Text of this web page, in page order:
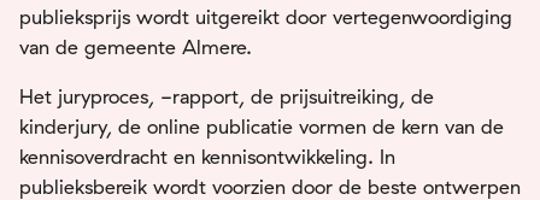
publieksprijs wordt uitgereikt door vertegenwoordiging
van de gemeente Almere.
Het juryproces, -rapport, de prijsuitreiking, de
kinderjury, de online publicatie vormen de kern van de
kennisoverdracht en kennisontwikkeling. In
publieksbereik wordt voorzien door de beste ontwerpen